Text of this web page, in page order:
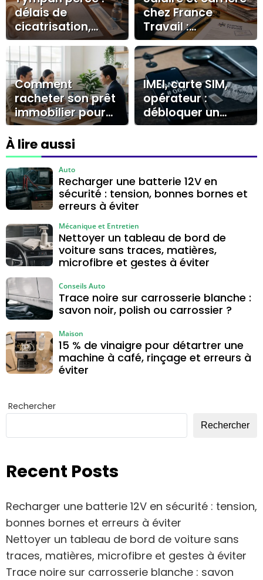
délais de
cicatrisation,
récupération
auditive et soins
essentiels
chez France
Travail :
rémunération,
avantages et
accès au métier
Comment
racheter son prêt
immobilier pour
réaliser des
économies
durables ?
IMEI, carte SIM,
opérateur :
débloquer un
téléphone tout
tromper
À lire aussi
Recharger une batterie 12V en
sécurité : tension, bonnes bornes et
erreurs à éviter
Auto
Nettoyer un tableau de bord de
voiture sans traces, matières,
microfibre et gestes à éviter
Mécanique et Entretien
Trace noire sur carrosserie blanche :
savon noir, polish ou carrossier ?
Conseils Auto
15 % de vinaigre pour détartrer une
machine à café, rinçage et erreurs à
éviter
Maison
Rechercher
Rechercher
Recent Posts
Recharger une batterie 12V en sécurité : tension,
bonnes bornes et erreurs à éviter
Nettoyer un tableau de bord de voiture sans
traces, matières, microfibre et gestes à éviter
Trace noire sur carrosserie blanche : savon